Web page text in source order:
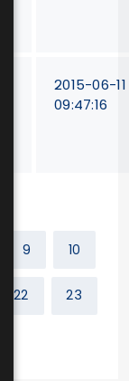
2015-06-11
09:47:16
9 10
22 23